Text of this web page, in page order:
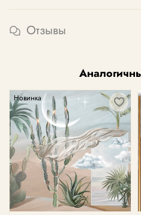
Отзывы
Новинка